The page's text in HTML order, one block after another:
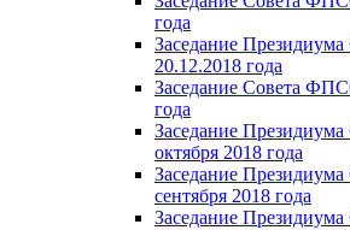
года
Заседание
20.12.2018 года
Заседание Совета
года
Заседание
октября 2018 года
Заседание
сентября 2018 года
Заседание